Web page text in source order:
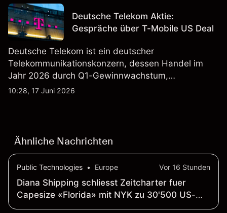
Vergangenheit ist kein verlässlicher Indikator für
zukünftige Ergebnisse.Deutsche Telekom Aktie:
Gespräche über T-Mobile US Deal
Deutsche Telekom ist ein deutscher
Telekommunikationskonzern, dessen Handel im
Jahr 2026 durch Q1-Gewinnwachstum,
Aktienrückkäufe und Berichte über einen möglichen
10:28, 17 Juni 2026
Ähnliche Nachrichten
Public Technologies • Europe Vor 16 Stunden
Diana Shipping schliesst Zeitcharter fuer
Capesize «Florida» mit NYK zu 30'500 US-
Dollar pro Tag ab